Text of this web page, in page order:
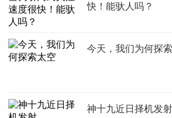
快！能驮人吗？
今天，我们为何探
神十九近日择机发射